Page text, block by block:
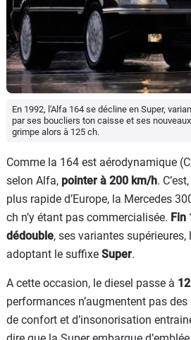
En 1992, l'Alfa 164 se décline en Super,
par ses boucliers ton caisse et ses
grimpe alors à 125 ch.
Comme la 164 est aérodynamique
selon Alfa, pointer à 200 km/h.
plus rapide d’Europe, la Mercedes
ch n’y étant pas commercialisée. Fin
dédouble, ses variantes supérieures,
adoptant le suffixe Super.
A cette occasion, le diesel passe à
performances n’augmentent pas
de confort et d’insonorisation